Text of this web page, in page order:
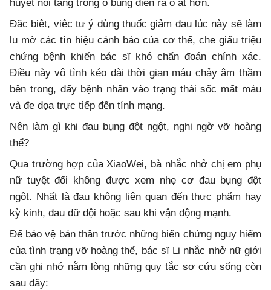
huyết nội tạng trong ổ bụng diễn ra ồ ạt hơn.
Đặc biệt, việc tự ý dùng thuốc giảm đau lúc này sẽ làm
lu mờ các tín hiệu cảnh báo của cơ thể, che giấu triệu
chứng bệnh khiến bác sĩ khó chẩn đoán chính xác.
Điều này vô tình kéo dài thời gian máu chảy âm thầm
bên trong, đẩy bệnh nhân vào trạng thái sốc mất máu
và đe dọa trực tiếp đến tính mạng.
Nên làm gì khi đau bụng đột ngột, nghi ngờ vỡ hoàng
thể?
Qua trường hợp của XiaoWei, bà nhắc nhở chị em phụ
nữ tuyệt đối không được xem nhẹ cơ đau bụng đột
ngột. Nhất là đau không liên quan đến thực phẩm hay
kỳ kinh, đau dữ dội hoặc sau khi vận động mạnh.
Để bảo vệ bản thân trước những biến chứng nguy hiểm
của tình trạng vỡ hoàng thể, bác sĩ Li nhắc nhở nữ giới
cần ghi nhớ nằm lòng những quy tắc sơ cứu sống còn
sau đây: